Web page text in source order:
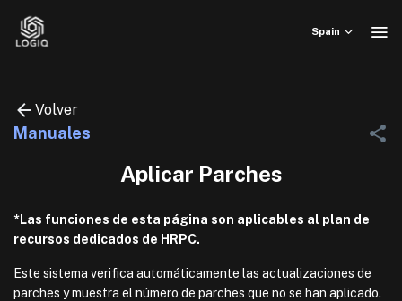
Spain
Volver
Manuales
Aplicar Parches
*Las funciones de esta página son aplicables al plan de
recursos dedicados de HRPC.
Este sistema verifica automáticamente las actualizaciones de
parches y muestra el número de parches que no se han aplicado.